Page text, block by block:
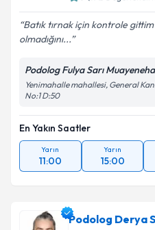
Batık tırnak için kontrole
olmadığını...
Podolog Fulya Sarı
Yenimahalle mahallesi, General
No:1 D:50
En Yakın Saatler
Yarın
11:00
Yarın
15:00
Podolog Derya